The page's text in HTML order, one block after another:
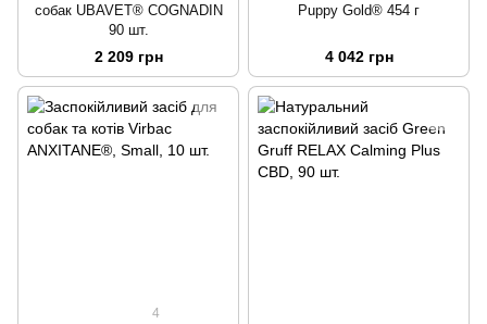
собак UBAVET® COGNADIN
90 шт.
2 209 грн
Puppy Gold® 454 г
4 042 грн
4